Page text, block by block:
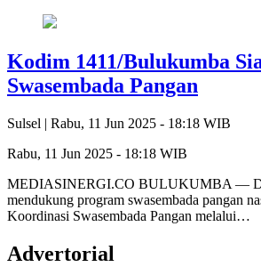
Kodim 1411/Bulukumba
Swasembada Pangan
Sulsel | Rabu, 11 Jun 2025 - 18:18 WIB
Rabu, 11 Jun 2025 - 18:18 WIB
MEDIASINERGI.CO BULUKUMBA —
mendukung program swasembada pangan
Koordinasi Swasembada Pangan melalui…
Advertorial